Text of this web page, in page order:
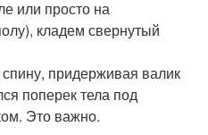
или просто на
кладем свернутый
придерживая валик
поперек тела под
Это важно.